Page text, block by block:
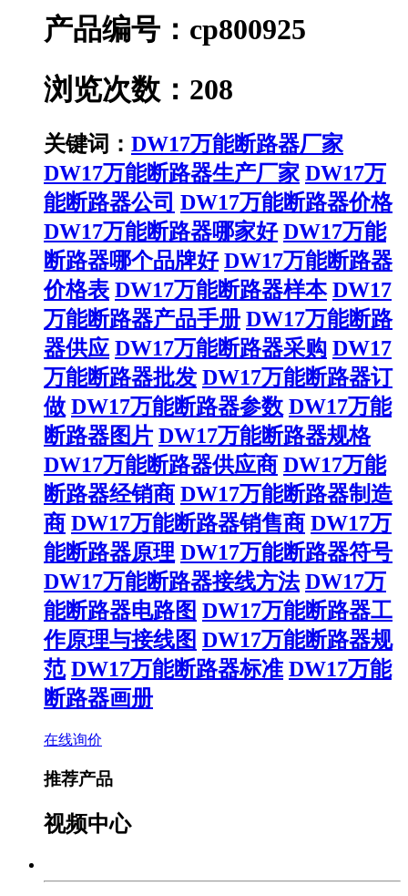
产品编号：cp800925
浏览次数：208
关键词： DW17万能断路器厂家
DW17万能断路器生产厂家 DW17万
能断路器公司 DW17万能断路器价格
DW17万能断路器哪家好 DW17万能
断路器哪个品牌好 DW17万能断路器
价格表 DW17万能断路器样本 DW17
万能断路器产品手册 DW17万能断路
器供应 DW17万能断路器采购 DW17
万能断路器批发 DW17万能断路器订
做 DW17万能断路器参数 DW17万能
断路器图片 DW17万能断路器规格
DW17万能断路器供应商 DW17万能
断路器经销商 DW17万能断路器制造
商 DW17万能断路器销售商 DW17万
能断路器原理 DW17万能断路器符号
DW17万能断路器接线方法 DW17万
能断路器电路图 DW17万能断路器工
作原理与接线图 DW17万能断路器规
范 DW17万能断路器标准 DW17万能
断路器画册
在线询价
推荐产品
视频中心